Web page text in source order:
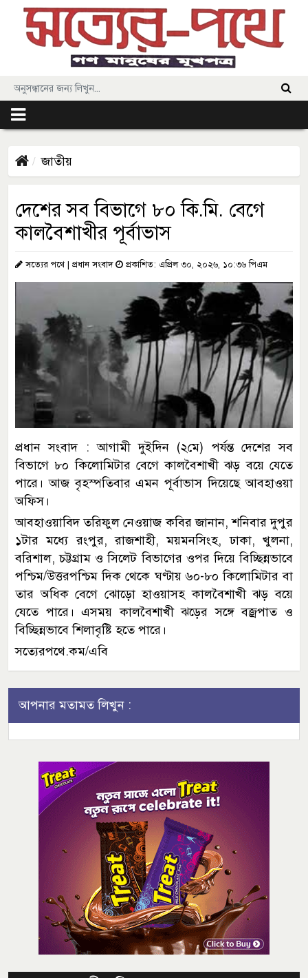
জাতীয়
দেশের সব বিভাগে ৮০ কি.মি. বেগে
কালবৈশাখীর পূর্বাভাস
সত্যের পথে | প্রধান সংবাদ প্রকাশিত: এপ্রিল ৩০, ২০২৬, ১০:৩৬ পিএম
প্রধান সংবাদ : আগামী দুইদিন (২মে) পর্যন্ত দেশের সব
বিভাগে ৮০ কিলোমিটার বেগে কালবৈশাখী ঝড় বয়ে যেতে
পারে। আজ বৃহস্পতিবার এমন পূর্বাভাস দিয়েছে আবহাওয়া
অফিস।
আবহাওয়াবিদ তরিফুল নেওয়াজ কবির জানান, শনিবার দুপুর
১টার মধ্যে রংপুর, রাজশাহী, ময়মনসিংহ, ঢাকা, খুলনা,
বরিশাল, চট্টগ্রাম ও সিলেট বিভাগের ওপর দিয়ে বিচ্ছিন্নভাবে
পশ্চিম/উত্তরপশ্চিম দিক থেকে ঘণ্টায় ৬০-৮০ কিলোমিটার বা
তার অধিক বেগে ঝোড়ো হাওয়াসহ কালবৈশাখী ঝড় বয়ে
যেতে পারে। এসময় কালবৈশাখী ঝড়ের সঙ্গে বজ্রপাত ও
বিচ্ছিন্নভাবে শিলাবৃষ্টি হতে পারে।
সত্যেরপথে.কম/এবি
আপনার মতামত লিখুন :